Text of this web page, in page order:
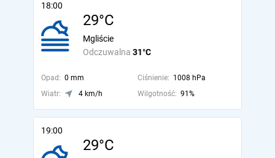
18:00
29°C
Odczuwalna 31°C
Mgliście
Opad: 0 mm Ciśnienie: 1008 hPa
Wiatr:
4 km/h Wilgotność: 91%
19:00
29°C